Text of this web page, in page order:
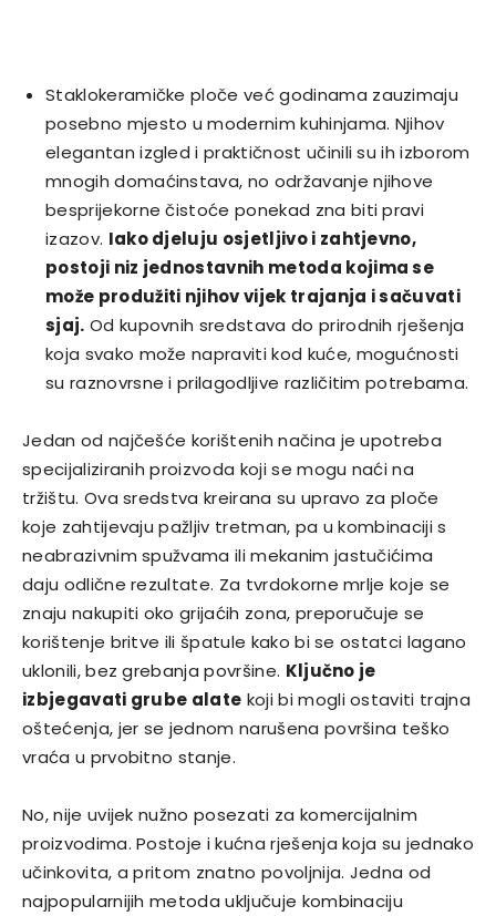
Staklokeramičke ploče već godinama zauzimaju
posebno mjesto u modernim kuhinjama. Njihov
elegantan izgled i praktičnost učinili su ih izborom
mnogih domaćinstava, no održavanje njihove
besprijekorne čistoće ponekad zna biti pravi
izazov. Iako djeluju osjetljivo i zahtjevno,
postoji niz jednostavnih metoda kojima se
može produžiti njihov vijek trajanja i sačuvati
sjaj. Od kupovnih sredstava do prirodnih rješenja
koja svako može napraviti kod kuće, mogućnosti
su raznovrsne i prilagodljive različitim potrebama.
Jedan od najčešće korištenih načina je upotreba
specijaliziranih proizvoda koji se mogu naći na
tržištu. Ova sredstva kreirana su upravo za ploče
koje zahtijevaju pažljiv tretman, pa u kombinaciji s
neabrazivnim spužvama ili mekanim jastučićima
daju odlične rezultate. Za tvrdokorne mrlje koje se
znaju nakupiti oko grijaćih zona, preporučuje se
korištenje britve ili špatule kako bi se ostatci lagano
uklonili, bez grebanja površine. Ključno je
izbjegavati grube alate koji bi mogli ostaviti trajna
oštećenja, jer se jednom narušena površina teško
vraća u prvobitno stanje.
No, nije uvijek nužno posezati za komercijalnim
proizvodima. Postoje i kućna rješenja koja su jednako
učinkovita, a pritom znatno povoljnija. Jedna od
najpopularnijih metoda uključuje kombinaciju